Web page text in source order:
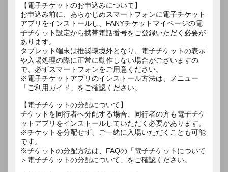
【電子チケットのお申込みについて】
お申込み前に、あらかじめスマートフォンに電子チケット
アプリをインストールし、FANYチケットマイページの電
子チケット設定から携帯電話番号をご登録いただく必要が
あります。
タブレット端末は推奨環境外となり、電子チケットの表示
や入場処理の際に正常に動作しない場合がございますの
で、必ずスマートフォンをご用意ください。
※電子チケットアプリのインストール方法は、メニュー
「ご利用ガイド」をご確認ください。
【電子チケットの分配について】
チケットを同行者へ分配する場合、同行者の方も電子チケ
ットアプリをインストールしていただく必要があります。
※チケットを分配せず、ご一緒に入場いただくことも可能
です。
※チケットの分配方法は、FAQの「電子チケットについて
＞電子チケットの分配について」をご確認ください。